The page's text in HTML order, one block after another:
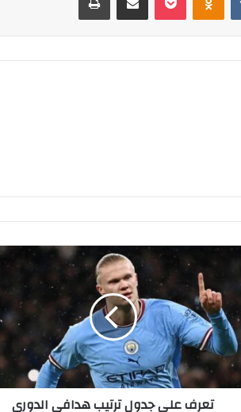
تعرف على جدول ترتيب هدافي الدوري